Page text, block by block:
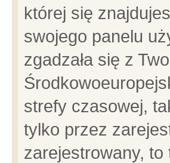
której się
swojego panelu
zgadzała się z
strefy czasowej,
tylko przez
zarejestrowany,